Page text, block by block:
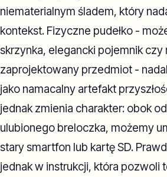
niematerialnym śladem, który
kontekst. Fizyczne pudełko -
skrzynka, elegancki pojemnik
zaprojektowany przedmiot -
jako namacalny artefakt
jednak zmienia charakter: obok
ulubionego breloczka, możemy
stary smartfon lub kartę SD.
jednak w instrukcji, która pozwoli